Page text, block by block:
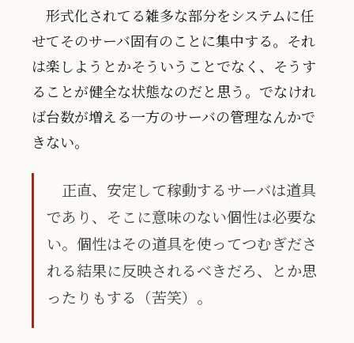
形式化されてる雑多な部分をシステムに任
せてそのサーバ固有のことに集中する。それ
は楽しようとかそういうことでなく、そうす
ることが健全な状態なのだと思う。でなけれ
ば台数が増える一方のサーバの管理なんかで
きない。
正直、安定して稼動するサーバは道具
であり、そこに意味のない個性は必要な
い。個性はその道具を使ってつむぎださ
れる結果に反映されるべきだろ、とか思
ったりもする（苦笑）。